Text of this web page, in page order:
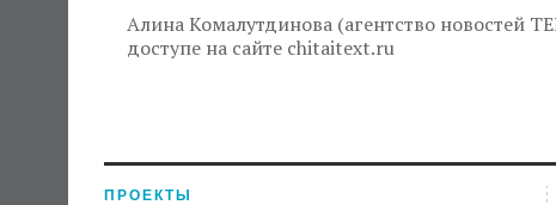
Алина Комалутдинова (агентство новостей
доступе на сайте chitaitext.ru
ПРОЕКТЫ